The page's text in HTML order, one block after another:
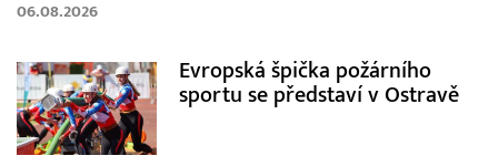
06.08.2026
Evropská špička požárního
sportu se představí v Ostravě